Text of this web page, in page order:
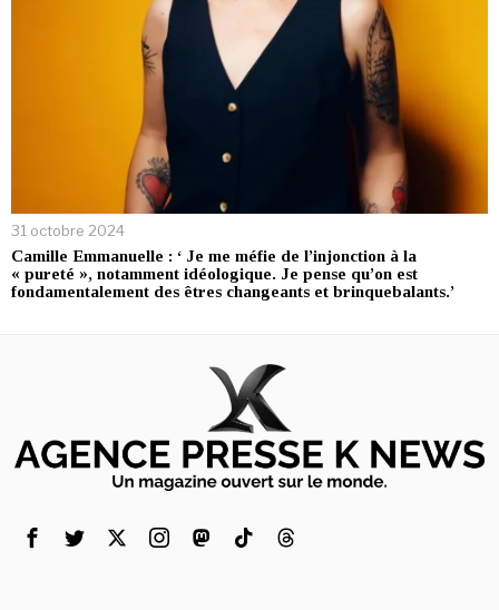
31 octobre 2024
Camille Emmanuelle : ‘ Je me méfie de l’injonction à la
« pureté », notamment idéologique. Je pense qu’on est
fondamentalement des êtres changeants et brinquebalants.’